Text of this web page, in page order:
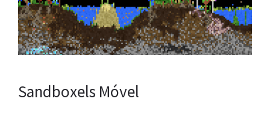
Sandboxels Móvel